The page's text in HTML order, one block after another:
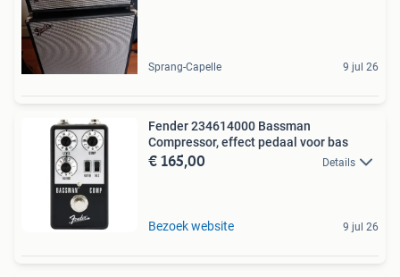
Sprang-Capelle 9 jul 26
Fender 234614000 Bassman
Compressor, effect pedaal voor bas
€ 165,00 Details
Bezoek website 9 jul 26